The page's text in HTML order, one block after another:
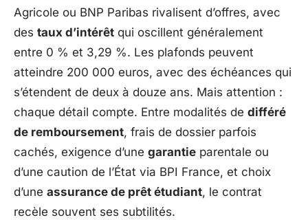
Agricole ou BNP Paribas rivalisent d’offres, avec
des taux d’intérêt qui oscillent généralement
entre 0 % et 3,29 %. Les plafonds peuvent
atteindre 200 000 euros, avec des échéances qui
s’étendent de deux à douze ans. Mais attention :
chaque détail compte. Entre modalités de différé
de remboursement, frais de dossier parfois
cachés, exigence d’une garantie parentale ou
d’une caution de l’État via BPI France, et choix
d’une assurance de prêt étudiant, le contrat
recèle souvent ses subtilités.